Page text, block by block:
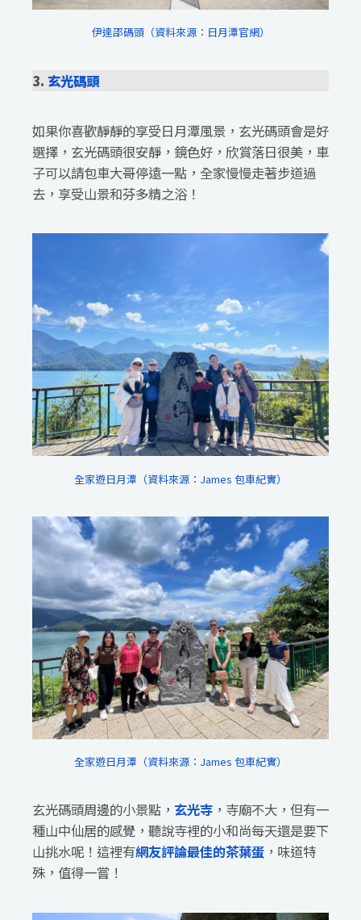
伊達邵碼頭（資料來源：日月潭官網）
3. 玄光碼頭
如果你喜歡靜靜的享受日月潭風景，玄光碼頭會是好
選擇，玄光碼頭很安靜，鏡色好，欣賞落日很美，車
子可以請包車大哥停遠一點，全家慢慢走著步道過
去，享受山景和芬多精之浴！
全家遊日月潭（資料來源：James 包車紀實）
全家遊日月潭（資料來源：James 包車紀實）
玄光碼頭周邊的小景點， 玄光寺 ，寺廟不大，但有一
種山中仙居的感覺，聽說寺裡的小和尚每天還是要下
山挑水呢！這裡有網友評論最佳的茶葉蛋 ，味道特
殊，值得一嘗！